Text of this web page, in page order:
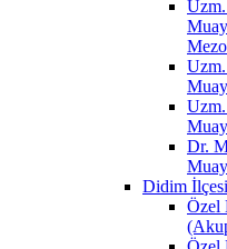
Dr.
Didim
Özel